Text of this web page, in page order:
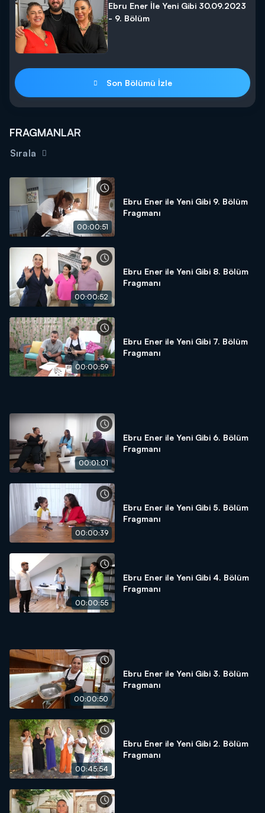
Ebru Ener İle Yeni Gibi 30.09.2023
- 9. Bölüm
Son Bölümü İzle
FRAGMANLAR
Sırala
00:00:51
Ebru Ener ile Yeni Gibi 9. Bölüm
Fragmanı
00:00:52
Ebru Ener ile Yeni Gibi 8. Bölüm
Fragmanı
00:00:59
Ebru Ener ile Yeni Gibi 7. Bölüm
Fragmanı
00:01:01
Ebru Ener ile Yeni Gibi 6. Bölüm
Fragmanı
00:00:39
Ebru Ener ile Yeni Gibi 5. Bölüm
Fragmanı
00:00:55
Ebru Ener ile Yeni Gibi 4. Bölüm
Fragmanı
00:00:50
Ebru Ener ile Yeni Gibi 3. Bölüm
Fragmanı
00:45:54
Ebru Ener ile Yeni Gibi 2. Bölüm
Fragmanı